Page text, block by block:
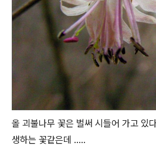
올 괴불나무 꽃은 벌써 시들어 가고 있
생하는 꽃같은데 .....